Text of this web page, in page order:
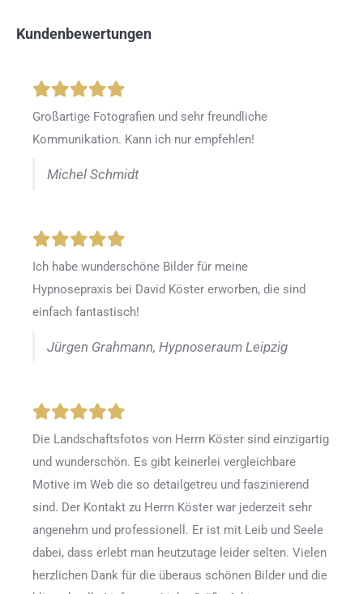
Kundenbewertungen
Großartige Fotografien und sehr freundliche
Kommunikation. Kann ich nur empfehlen!
Michel Schmidt
Ich habe wunderschöne Bilder für meine
Hypnosepraxis bei David Köster erworben, die sind
einfach fantastisch!
Jürgen Grahmann, Hypnoseraum Leipzig
Die Landschaftsfotos von Herrn Köster sind einzigartig
und wunderschön. Es gibt keinerlei vergleichbare
Motive im Web die so detailgetreu und faszinierend
sind. Der Kontakt zu Herrn Köster war jederzeit sehr
angenehm und professionell. Er ist mit Leib und Seele
dabei, dass erlebt man heutzutage leider selten. Vielen
herzlichen Dank für die überaus schönen Bilder und die